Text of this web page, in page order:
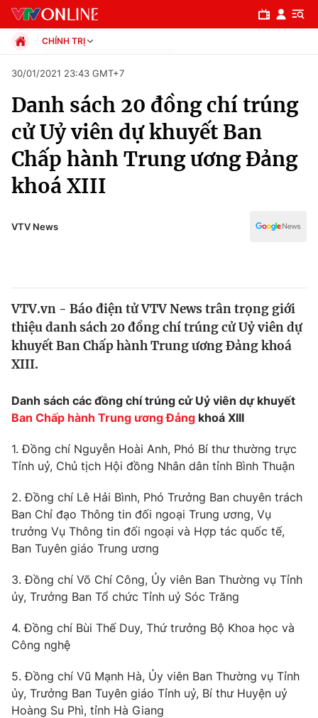
Chuyên mục
Chính trị
Xã hội
Pháp luật
Thế giới
Tin tức
Thế giới đó đây
Câu chuyện quốc tế
Kinh tế
Thị trường
Phim VTV
Nhân vật
Khán giả
Giải sao mai
Giải trí
Điện ảnh
Âm nhạc
Sao
Đời sống
Du lịch
Chất lượng cuộc sống
Giáo dục
Tuyển sinh
Công nghệ
Hitech Công nghệ tương lai
Sản phẩm
Thị trường
Tư vấn
Giao lưu trực tuyến
Lịch phát sóng
CHÍNH TRỊ
Xã hội
Pháp luật
Thể thao
Truyền hình
Văn hóa - Giải trí
Y tế
Công nghệ
30/01/2021 23:43 GMT+7
Danh sách 20 đồng chí trúng
cử Uỷ viên dự khuyết Ban
Chấp hành Trung ương Đảng
khoá XIII
VTV News
VTV.vn - Báo điện tử VTV News trân trọng giới
thiệu danh sách 20 đồng chí trúng cử Uỷ viên dự
khuyết Ban Chấp hành Trung ương Đảng khoá
XIII.
Danh sách các đồng chí trúng cử Uỷ viên dự khuyết
Ban Chấp hành Trung ương Đảng khoá XIII
1. Đồng chí Nguyễn Hoài Anh, Phó Bí thư thường trực
Tỉnh uỷ, Chủ tịch Hội đồng Nhân dân tỉnh Bình Thuận
2. Đồng chí Lê Hải Bình, Phó Trưởng Ban chuyên trách
Ban Chỉ đạo Thông tin đối ngoại Trung ương, Vụ
trưởng Vụ Thông tin đối ngoại và Hợp tác quốc tế,
Ban Tuyên giáo Trung ương
3. Đồng chí Võ Chí Công, Ủy viên Ban Thường vụ Tỉnh
ủy, Trưởng Ban Tổ chức Tỉnh uỷ Sóc Trăng
4. Đồng chí Bùi Thế Duy, Thứ trưởng Bộ Khoa học và
Công nghệ
5. Đồng chí Vũ Mạnh Hà, Ủy viên Ban Thường vụ Tỉnh
ủy, Trưởng Ban Tuyên giáo Tỉnh uỷ, Bí thư Huyện uỷ
Hoàng Su Phì, tỉnh Hà Giang